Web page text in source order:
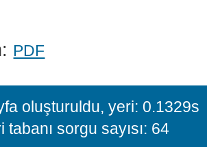
PDF
oluşturuldu, yeri: 0.1329s
tabanı sorgu sayısı: 64